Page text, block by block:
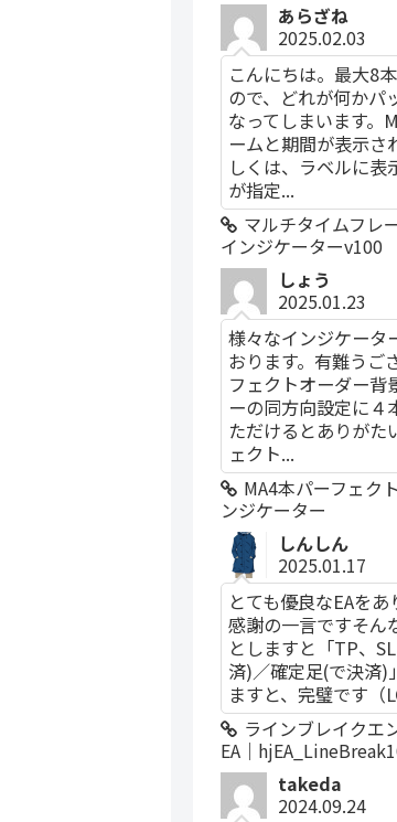
あらざね
2025.02.03
こんにちは。最大8
ので、どれが何かパ
なってしまいます。
ームと期間が表示さ
しくは、ラベルに表
が指定...
マルチタイムフレ
インジケーターv100
しょう
2025.01.23
様々なインジケータ
おります。有難うご
フェクトオーダー背
ーの同方向設定に４
ただけるとありがた
ェクト...
MA4本パーフェク
ンジケーター
しんしん
2025.01.17
とても優良なEAをあ
感謝の一言ですそん
としますと「TP、
済)／確定足(で決済)
ますと、完璧です（
ラインブレイクエ
EA｜
takeda
2024.09.24